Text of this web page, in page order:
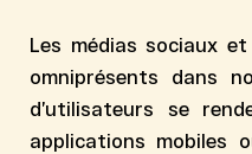
Les médias sociaux
omniprésents dans
d’utilisateurs se
applications mobiles